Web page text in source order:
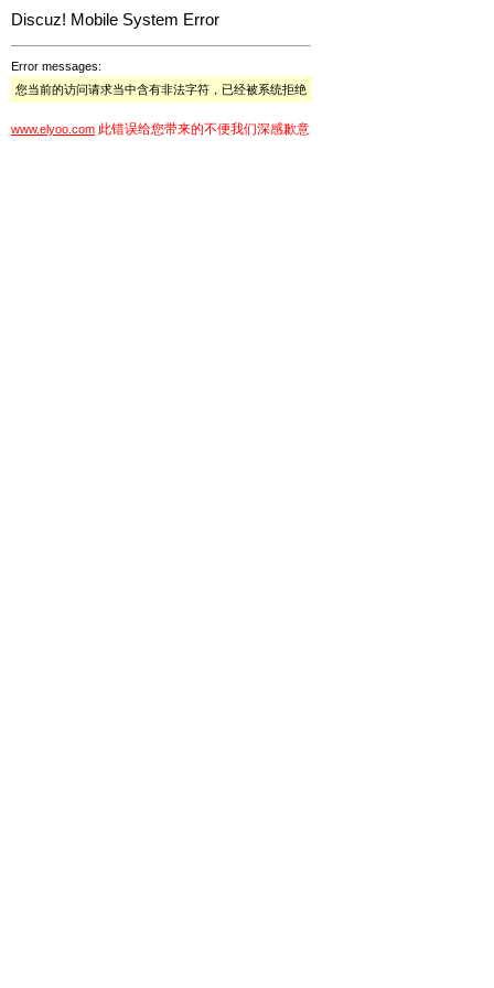
Discuz! Mobile System Error
Error messages:
您当前的访问请求当中含有非法字符，已经被系统拒绝
www.elyoo.com 此错误给您带来的不便我们深感歉意